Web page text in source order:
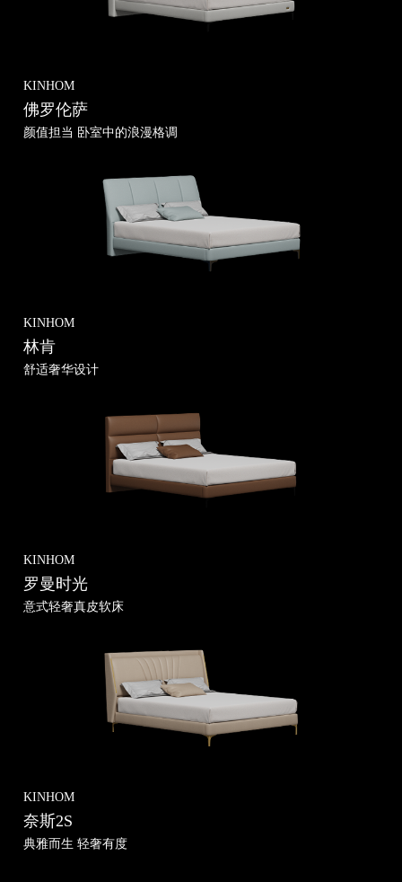
法律条款
粤ICP备14056277号 | 电话：0769-89988601 | 邮箱：
563980978@qq.com | 东莞市金海马家具有限公司
KINHOM
佛罗伦萨
颜值担当 卧室中的浪漫格调
KINHOM
林肯
舒适奢华设计
KINHOM
罗曼时光
意式轻奢真皮软床
KINHOM
奈斯2S
典雅而生 轻奢有度